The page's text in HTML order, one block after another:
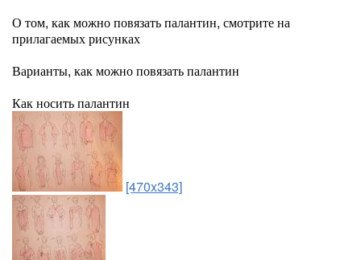
О том, как можно повязать палантин, смотрите на
прилагаемых рисунках
Варианты, как можно повязать палантин
Как носить палантин
[470x343]